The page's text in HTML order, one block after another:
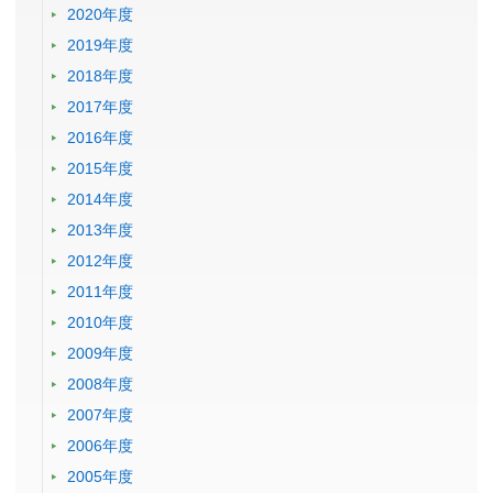
2020年度
2019年度
2018年度
2017年度
2016年度
2015年度
2014年度
2013年度
2012年度
2011年度
2010年度
2009年度
2008年度
2007年度
2006年度
2005年度